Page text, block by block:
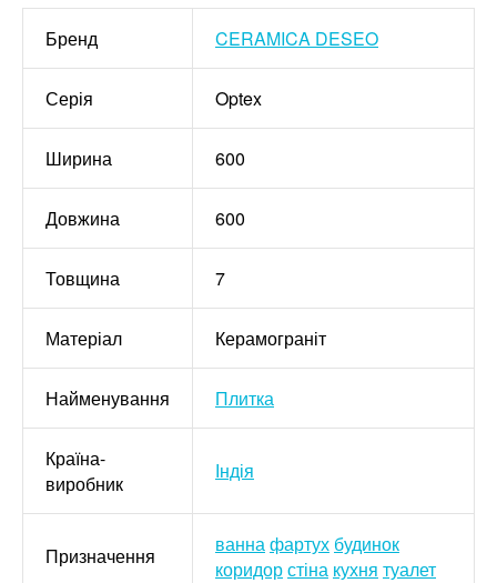
Бренд CERAMICA DESEO
Серія Optex
Ширина 600
Довжина 600
Товщина 7
Матеріал Керамограніт
Найменування Плитка
Країна-
виробник
Індія
Призначення ваннафартух будинок
коридорстіна кухня туалет